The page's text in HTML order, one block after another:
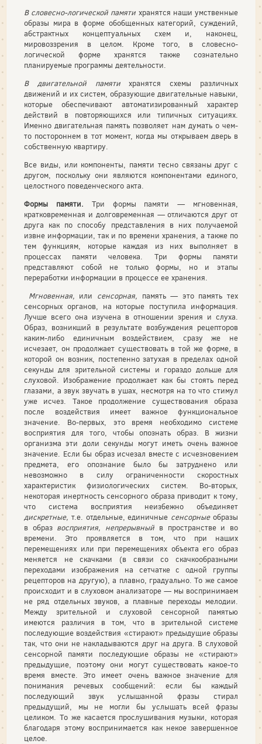
В словесно-логической памяти хранятся наши умственные
образы мира в форме обобщенных категорий, суждений,
абстрактных концептуальных схем и, наконец,
мировоззрения в целом. Кроме того, в словесно-
логической форме хра­нятся также сознательно
планируемые программы деятельности.
В двигательной памятихранятся схемы различных
движений и их систем, образующие двигательные навыки,
которые обеспечивают автоматизированный характер
действий в повторяющихся или типичных ситуациях.
Именно двига­тельная память позволяет нам думать о чем-
то постороннем в тот момент, когда мы открываем дверь в
собственную квартиру.
Все виды, или компоненты, памяти тесно связаны друг с
другом, поскольку они являются компонентами единого,
целостного поведенческого акта.
Формы памяти. Три формы памяти — мгновенная,
кратковременная и долго­временная — отличаются друг от
друга как по способу представления в них по­лучаемой
извне информации, так и по времени хранения, а также по
тем функ­циям, которые каждая из них выполняет в
процессах памяти человека. Три фор­мы памяти
представляют собой не только формы, но и этапы
переработки информации в процессе ее хранения.
Мгновенная, или сенсорная, память — это память тех
сенсорных органов, на которые поступила информация.
Лучше всего она изучена в отношении зрения и слуха.
Образ, возникший в результате возбуждения рецепторов
каким-либо единичным воздействием, сразу же не
исчезает, он продолжает существовать в той же форме, в
которой он возник, постепенно затухая в пределах одной
секун­ды для зрительной системы и гораздо дольше для
слуховой. Изображение про­должает как бы стоять перед
глазами, а звук звучать в ушах, несмотря на то что стимул
уже исчез. Такое продолжение существования образа
после воздействия имеет важное функциональное
значение. Во-первых, это время необходимо си­стеме
восприятия для того, чтобы опознать образ. В жизни
организма эти доли секунды могут иметь очень важное
значение. Если бы образ исчезал вместе с ис­чезновением
предмета, его опознание было бы затруднено или
невозможно в силу ограниченности скоростных
характеристик физиологических систем. Во-вторых,
некоторая инертность сенсорного образа приводит к тому,
что система восприятия неизбежно объединяет
дискретные, т.е. отдельные, единичные сен­сорныеобразы
в образ восприятия, непрерывный в пространстве и во
времени. Это проявляется в том, что при наших
перемещениях или при перемещениях объекта его образ
меняется не скачками (в связи со скачкообразными
перехода­ми изображения на сетчатке с одной группы
рецепторов на другую), а плавно, градуально. То же самое
происходит и в слуховом анализаторе — мы восприни­маем
не ряд отдельных звуков, а плавные переходы мелодии.
Между зрительной и слуховой сенсорной памятью
имеются различия в том, что в зрительной системе
последующие воздействия «стирают» предыдущие образы
так, что они не накладываются друг на друга. В слуховой
сенсорной памяти последующие обра­зы не «стирают»
предыдущие, поэтому они могут существовать какое-то
время вместе. Это имеет очень важное значение для
понимания речевых сообщений: если бы каждый
последующий звук услышанной фразы стирал
предыдущий, мы не могли бы услышать всей фразы
целиком. То же касается прослушивания му­зыки, которая
благодаря этому воспринимается как некое завершенное
целое.